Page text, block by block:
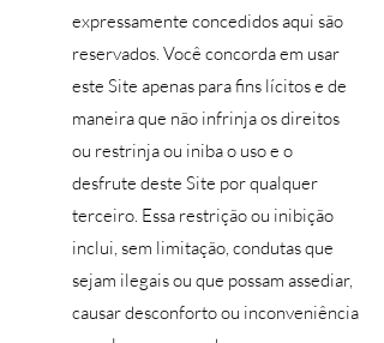
expressamente concedidos aqui são
reservados. Você concorda em usar
este Site apenas para fins lícitos e de
maneira que não infrinja os direitos
ou restrinja ou iniba o uso e o
desfrute deste Site por qualquer
terceiro. Essa restrição ou inibição
inclui, sem limitação, condutas que
sejam ilegais ou que possam assediar,
causar desconforto ou inconveniência